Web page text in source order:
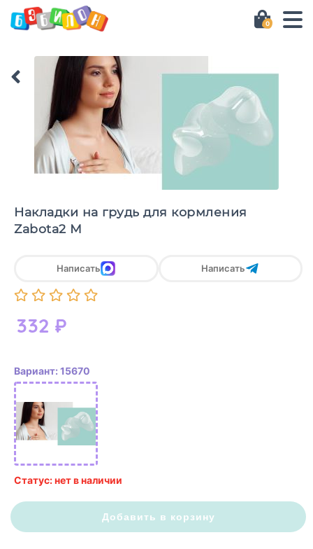
0
Накладки на грудь для кормления
Zabota2 М
332 ₽
Написать Написать
Вариант: 15670
Статус: нет в наличии
Добавить в корзину